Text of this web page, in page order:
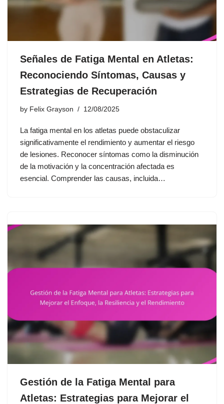
Señales de Fatiga Mental en Atletas:
Reconociendo Síntomas, Causas y
Estrategias de Recuperación
by Felix Grayson 12/08/2025
La fatiga mental en los atletas puede obstaculizar
significativamente el rendimiento y aumentar el riesgo
de lesiones. Reconocer síntomas como la disminución
de la motivación y la concentración afectada es
esencial. Comprender las causas, incluida…
Gestión de la Fatiga Mental para
Atletas: Estrategias para Mejorar el